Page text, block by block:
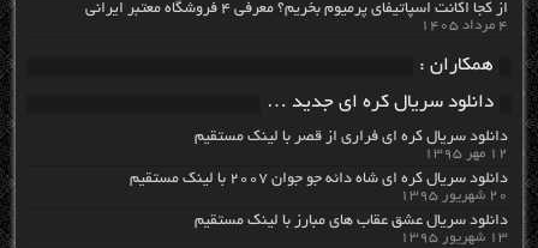
از کجا اکانت اسپاتیفای پرمیوم بخریم؟ معرفی ۴ فروشگاه معتبر ایرانی
۴ مرداد ۱۴۰۵
همکاران :
دانلود سریال کره ای جدید …
دانلود سریال کره ای فراری از قصر با لینک مستقیم
۱۲ مهر ۱۳۹۵
دانلود سریال کره ای شاه دائه جو جوان ۲۰۰۷ با لینک مستقیم
۲۰ شهریور ۱۳۹۵
دانلود سریال عشق عقاب های مبارز با لینک مستقیم
۱۳ شهریور ۱۳۹۵